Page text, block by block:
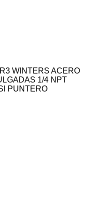
WINTERS ACERO
1/4 NPT
PUNTERO